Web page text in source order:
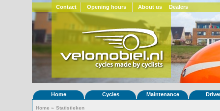
Contact Opening hours About us Dealers
Home Cycles Maintenance
Home » Statistieken